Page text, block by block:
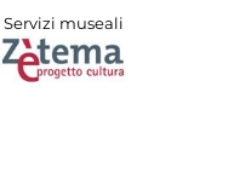
Servizi museali